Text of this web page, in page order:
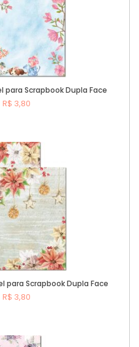
Scrapbook Dupla Face
R$ 3,80
Scrapbook Dupla Face
R$ 3,80